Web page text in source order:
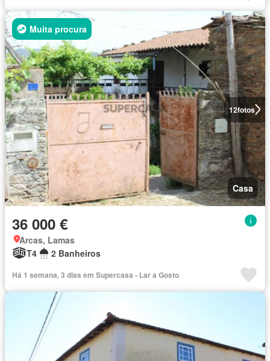
12fotos
Muita procura
Casa
36 000 €
Arcas, Lamas
T4
2 Banheiros
Há 1 semana, 3 dias em Supercasa - Lar a Gosto